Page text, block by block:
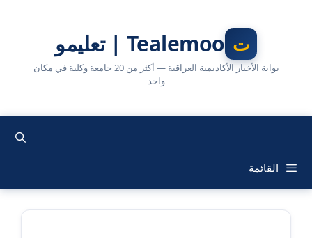
Tealemoo | تعليمو
بوابة الأخبار الأكاديمية العراقية — أكثر من 20 جامعة وكلية في مكان
واحد
القائمة